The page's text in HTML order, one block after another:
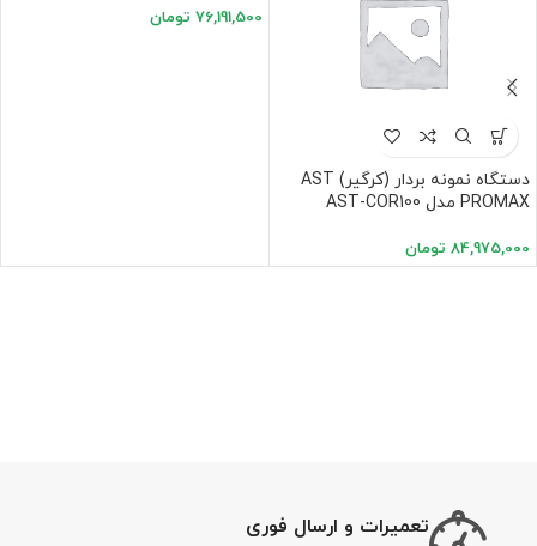
دستگاه نمونه بردار (کرگیر) AST
PROMAX مدل AST-COR100
84,975,000 تومان
76,191,500 تومان
تعمیرات و ارسال فوری